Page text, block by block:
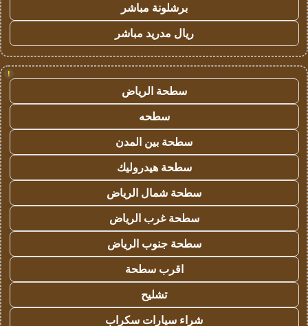
برشلونة مباشر
ريال مدريد مباشر
!
سطحة الرياض
سطحه
سطحة بين المدن
سطحة هيدروليك
سطحة شمال الرياض
سطحة غرب الرياض
سطحة جنوب الرياض
اقرب سطحة
تشليح
شراء سيارات سكراب